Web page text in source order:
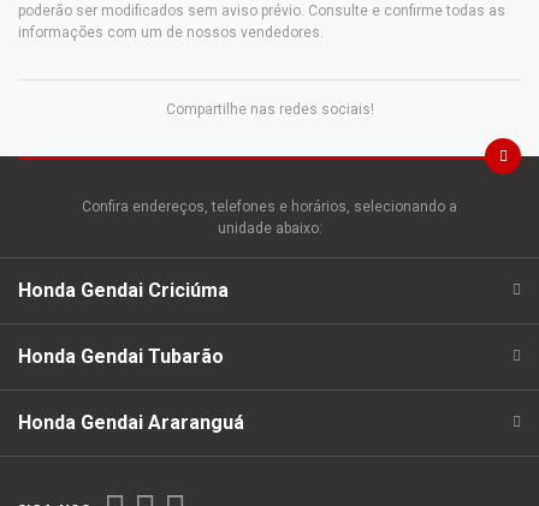
poderão ser modificados sem aviso prévio. Consulte e confirme todas as
informações com um de nossos vendedores.
Compartilhe nas redes sociais!
Confira endereços, telefones e horários, selecionando a
unidade abaixo:
Honda Gendai Criciúma
Honda Gendai Tubarão
Honda Gendai Araranguá